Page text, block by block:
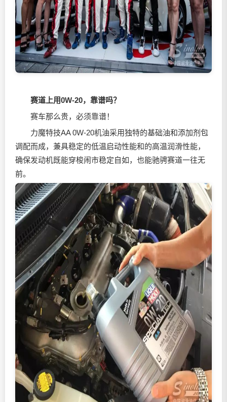
赛道上用0W-20，靠谱吗？
赛车那么贵，必须靠谱！
力魔特技AA 0W-20机油采用独特的基础油和添加剂包
调配而成，兼具稳定的低温启动性能和的高温润滑性能，
确保发动机既能穿梭闹市稳定自如，也能驰骋赛道一往无
前。